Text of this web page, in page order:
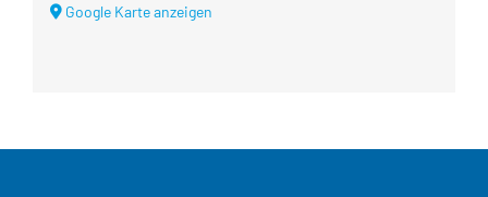
Google Karte anzeigen